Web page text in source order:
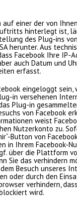
auf einer der von
hinterlegt ist,
des Plug-ins
herunter. Aus
Facebook Ihre IP-
auch Datum und
erfasst.
eingeloggt sein,
in versehenen
Plug-in
von Facebook
weist
Nutzerkonto zu.
Button von
in Ihrem Facebook-
über die Plattform
Sie das verhindern
Besuch unseres
oder durch den
verhindern,
wird.